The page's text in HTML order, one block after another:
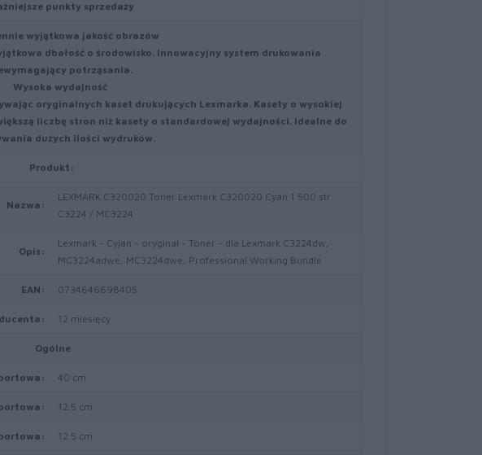
punkty sprzedaży
wyjątkowa jakość obrazów
dbałość o środowisko. Innowacyjny system drukowania
potrząsania.
Wysoka wydajność
oryginalnych kaset drukujących Lexmarka. Kasety o wysokiej
liczbę stron niż kasety o standardowej wydajności. Idealne do
dużych ilości wydruków.
Produkt:
Nazwa:
LEXMARK C320020 Toner Lexmark C320020 Cyan 1 500 str.
C3224 / MC3224
Opis:
Lexmark - Cyjan - oryginał - Toner - dla Lexmark C3224dw,
MC3224adwe, MC3224dwe, Professional Working Bundle
EAN: 0734646698405
12 miesięcy
Ogólne
40 cm
12.5 cm
12.5 cm